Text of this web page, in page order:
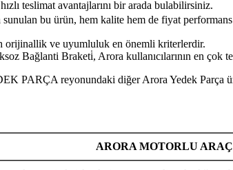
teslimat avantajlarını bir arada bulabilirsiniz.
bu ürün, hem kalite hem de fiyat
orijinallik ve uyumluluk en önemli kriterlerdir.
Bağlanti Braketi̇, Arora kullanıcılarının en çok
PARÇA reyonundaki diğer Arora Yedek Parça
ARORA MOTORLU